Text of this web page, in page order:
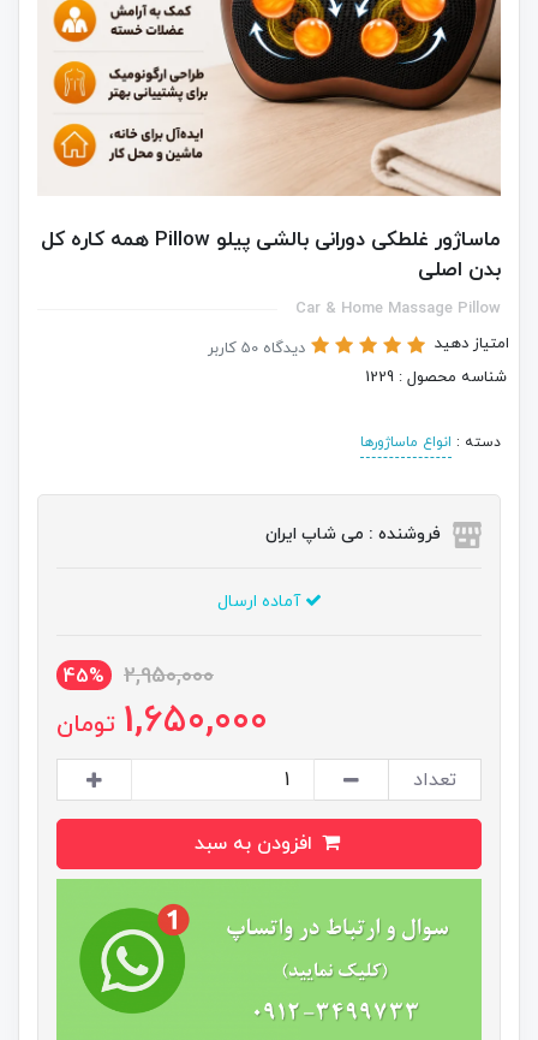
ماساژور غلطکی دورانی بالشی پیلو Pillow همه کاره کل
بدن اصلی
Car & Home Massage Pillow
امتیاز دهید
دیدگاه 50 کاربر
شناسه محصول : 1229
دسته : انواع ماساژورها
فروشنده : می شاپ ایران
آماده ارسال
2,950,000
45%
1,650,000 تومان
تعداد